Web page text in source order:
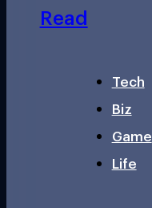
Read
Tech
Biz
Game
Life